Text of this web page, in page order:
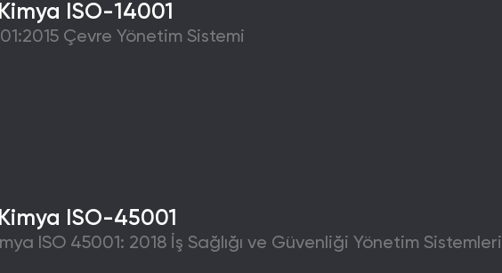
ISO-14001
Çevre Yönetim Sistemi
ISO-45001
ISO 45001: 2018 İş Sağlığı ve Güvenliği Yönetim Sistemleri